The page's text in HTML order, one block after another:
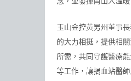
玉山金控黃男州董事
的大力相挺，提供相
所需，共同守護醫療
等工作，讓捐血站醫